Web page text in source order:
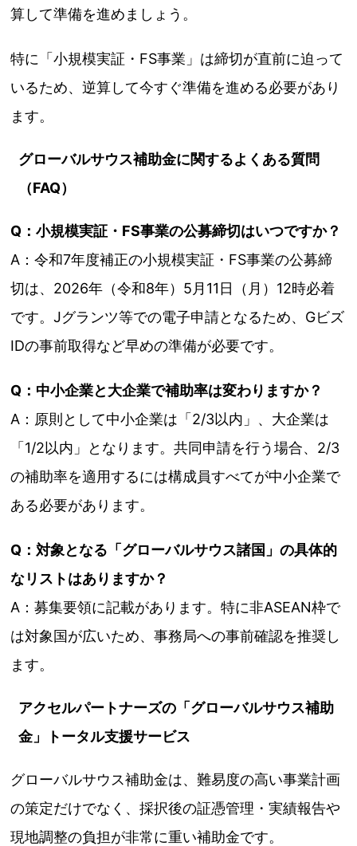
算して準備を進めましょう。
特に「小規模実証・FS事業」は締切が直前に迫って
いるため、逆算して今すぐ準備を進める必要があり
ます。
グローバルサウス補助金に関するよくある質問
（FAQ）
Q：小規模実証・FS事業の公募締切はいつですか？
A：令和7年度補正の小規模実証・FS事業の公募締
切は、2026年（令和8年）5月11日（月）12時必着
です。Jグランツ等での電子申請となるため、Gビズ
IDの事前取得など早めの準備が必要です。
Q：中小企業と大企業で補助率は変わりますか？
A：原則として中小企業は「2/3以内」、大企業は
「1/2以内」となります。共同申請を行う場合、2/3
の補助率を適用するには構成員すべてが中小企業で
ある必要があります。
Q：対象となる「グローバルサウス諸国」の具体的
なリストはありますか？
A：募集要領に記載があります。特に非ASEAN枠で
は対象国が広いため、事務局への事前確認を推奨し
ます。
アクセルパートナーズの「グローバルサウス補助
金」トータル支援サービス
グローバルサウス補助金は、難易度の高い事業計画
の策定だけでなく、採択後の証憑管理・実績報告や
現地調整の負担が非常に重い補助金です。